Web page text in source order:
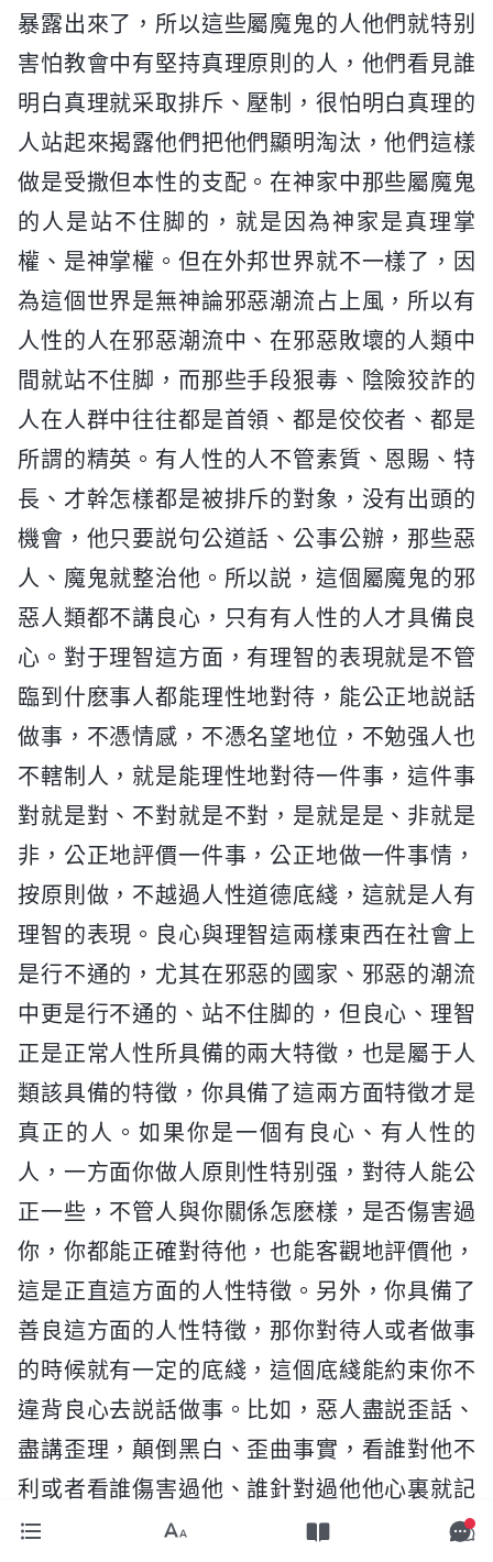
暴露出來了，所以這些屬魔鬼的人他們就特别
害怕教會中有堅持真理原則的人，他們看見誰
明白真理就采取排斥、壓制，很怕明白真理的
人站起來揭露他們把他們顯明淘汰，他們這樣
做是受撒但本性的支配。在神家中那些屬魔鬼
的人是站不住脚的，就是因為神家是真理掌
權、是神掌權。但在外邦世界就不一樣了，因
為這個世界是無神論邪惡潮流占上風，所以有
人性的人在邪惡潮流中、在邪惡敗壞的人類中
間就站不住脚，而那些手段狠毒、陰險狡詐的
人在人群中往往都是首領、都是佼佼者、都是
所謂的精英。有人性的人不管素質、恩賜、特
長、才幹怎樣都是被排斥的對象，没有出頭的
機會，他只要説句公道話、公事公辦，那些惡
人、魔鬼就整治他。所以説，這個屬魔鬼的邪
惡人類都不講良心，只有有人性的人才具備良
心。對于理智這方面，有理智的表現就是不管
臨到什麽事人都能理性地對待，能公正地説話
做事，不憑情感，不憑名望地位，不勉强人也
不轄制人，就是能理性地對待一件事，這件事
對就是對、不對就是不對，是就是是、非就是
非，公正地評價一件事，公正地做一件事情，
按原則做，不越過人性道德底綫，這就是人有
理智的表現。良心與理智這兩樣東西在社會上
是行不通的，尤其在邪惡的國家、邪惡的潮流
中更是行不通的、站不住脚的，但良心、理智
正是正常人性所具備的兩大特徵，也是屬于人
類該具備的特徵，你具備了這兩方面特徵才是
真正的人。如果你是一個有良心、有人性的
人，一方面你做人原則性特别强，對待人能公
正一些，不管人與你關係怎麽樣，是否傷害過
你，你都能正確對待他，也能客觀地評價他，
這是正直這方面的人性特徵。另外，你具備了
善良這方面的人性特徵，那你對待人或者做事
的時候就有一定的底綫，這個底綫能約束你不
違背良心去説話做事。比如，惡人盡説歪話、
盡講歪理，顛倒黑白、歪曲事實，看誰對他不
利或者看誰傷害過他、誰針對過他他心裏就記
仇，就想方設法地找機會整治、報復。而有人